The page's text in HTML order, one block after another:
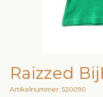
Raizzed
Artikelnummer: 520090